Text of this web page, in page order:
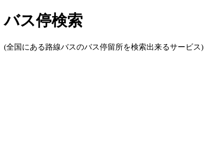
バス停検索
(全国にある路線バスのバス停留所を検索出来るサービス)